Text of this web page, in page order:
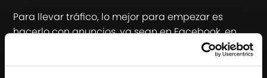
Para llevar tráfico, lo mejor para empezar es
hacerlo con anuncios, ya sean en Facebook, en
Instagram o en cualquier otra red social.
Esto te lo explicamos, por supuesto,cuando